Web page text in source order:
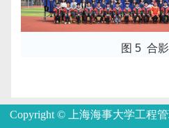
图 5 合
Copyright © 上海海事大学工程